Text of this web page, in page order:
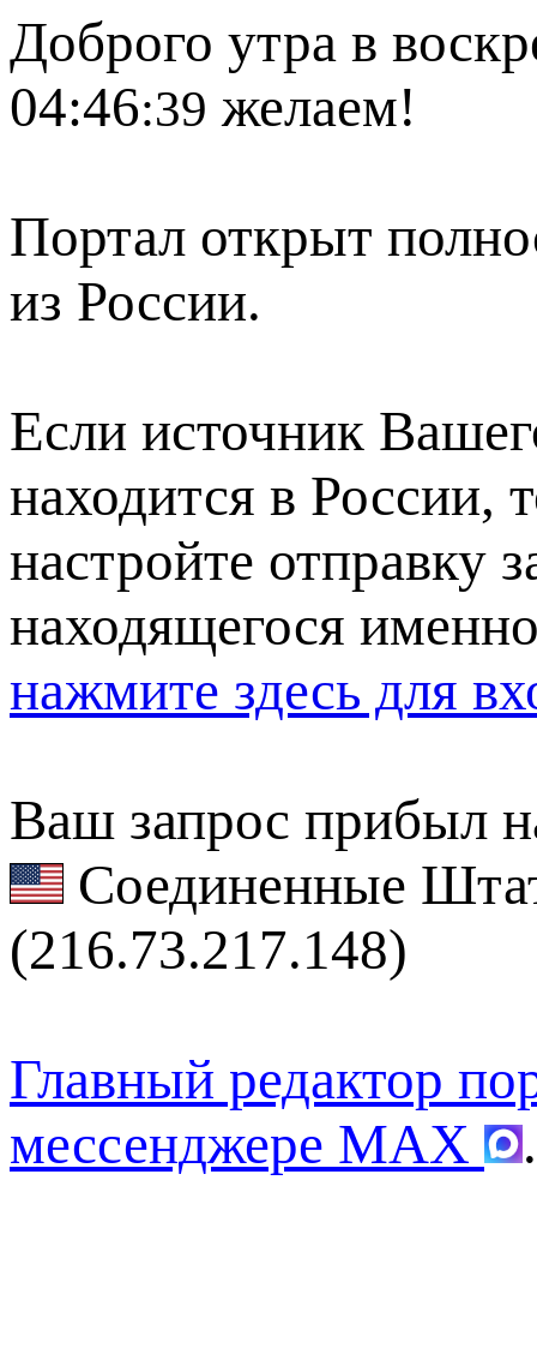
Доброго утра в
04:46:39 желаем!
Портал открыт
из России.
Если источник
находится в России,
настройте отправку
находящегося
нажмите здесь для
Ваш запрос прибыл
Соединенные
(216.73.217.148)
Главный редактор
мессенджере MAX
.